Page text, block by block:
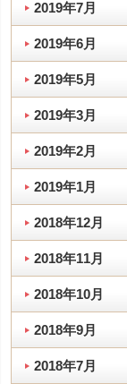
2019年7月
2019年6月
2019年5月
2019年3月
2019年2月
2019年1月
2018年12月
2018年11月
2018年10月
2018年9月
2018年7月